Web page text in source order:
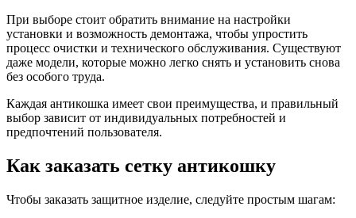
При выборе стоит обратить внимание на настройки
установки и возможность демонтажа, чтобы упростить
процесс очистки и технического обслуживания. Существуют
даже модели, которые можно легко снять и установить снова
без особого труда.
Каждая антикошка имеет свои преимущества, и правильный
выбор зависит от индивидуальных потребностей и
предпочтений пользователя.
Как заказать сетку антикошку
Чтобы заказать защитное изделие, следуйте простым шагам: